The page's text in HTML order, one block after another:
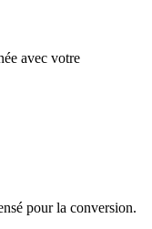
avec votre
pour la conversion.